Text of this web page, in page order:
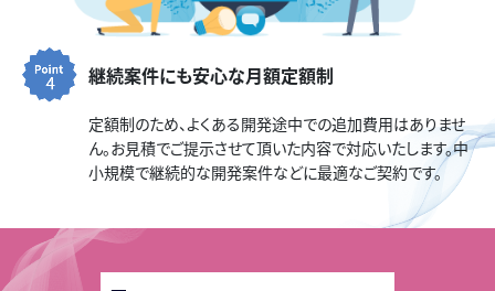
継続案件にも安心な月額定額制
定額制のため、よくある開発途中での追加費用はありませ
ん。お見積でご提示させて頂いた内容で対応いたします。中
小規模で継続的な開発案件などに最適なご契約です。